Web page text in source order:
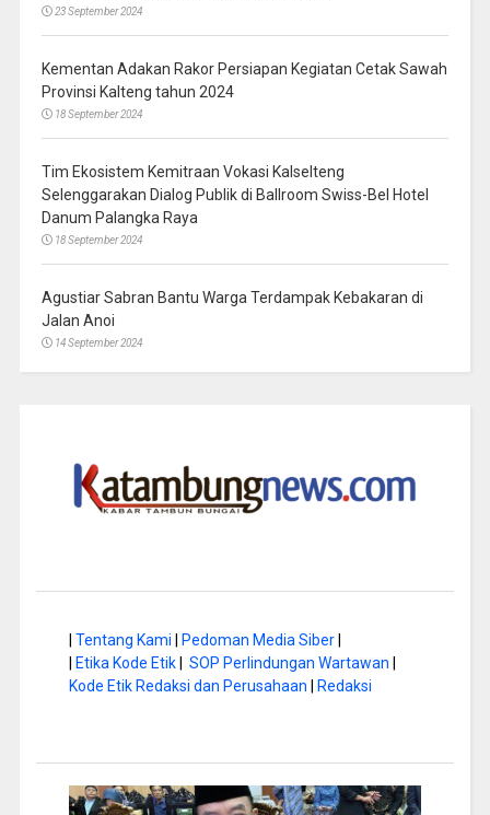
23 September 2024
Kementan Adakan Rakor Persiapan Kegiatan Cetak Sawah
Provinsi Kalteng tahun 2024
18 September 2024
Tim Ekosistem Kemitraan Vokasi Kalselteng
Selenggarakan Dialog Publik di Ballroom Swiss-Bel Hotel
Danum Palangka Raya
18 September 2024
Agustiar Sabran Bantu Warga Terdampak Kebakaran di
Jalan Anoi
14 September 2024
Tentang Kami Pedoman Media Siber|
Etika Kode Etik| SOP Perlindungan Wartawan
Kode Etik Redaksi dan Perusahaan
Redaksi